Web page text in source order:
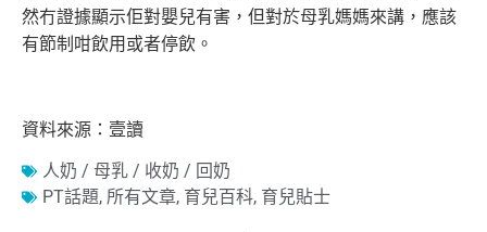
然冇證據顯示佢對嬰兒有害，但對於母乳媽媽來講，應該
有節制咁飲用或者停飲。
資料來源：壹讀
人奶 / 母乳 / 收奶 / 回奶
PT話題, 所有文章, 育兒百科, 育兒貼士